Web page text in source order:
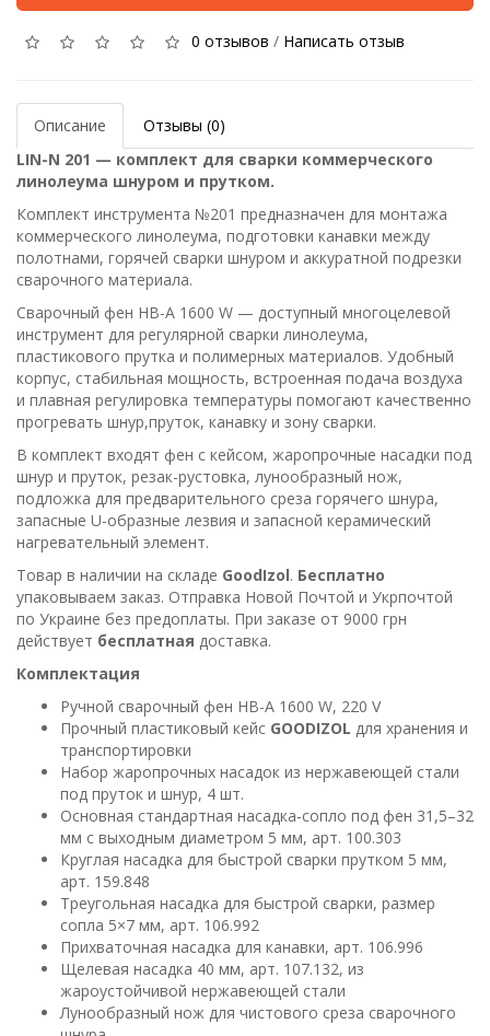
0 отзывов / Написать отзыв
Описание
Отзывы (0)
LIN-N 201 — комплект для сварки коммерческого
линолеума шнуром и прутком.
Комплект инструмента №201 предназначен для монтажа
коммерческого линолеума, подготовки канавки между
полотнами, горячей сварки шнуром и аккуратной подрезки
сварочного материала.
Сварочный фен HB-A 1600 W — доступный многоцелевой
инструмент для регулярной сварки линолеума,
пластикового прутка и полимерных материалов. Удобный
корпус, стабильная мощность, встроенная подача воздуха
и плавная регулировка температуры помогают качественно
прогревать шнур,пруток, канавку и зону сварки.
В комплект входят фен с кейсом, жаропрочные насадки под
шнур и пруток, резак-рустовка, лунообразный нож,
подложка для предварительного среза горячего шнура,
запасные U-образные лезвия и запасной керамический
нагревательный элемент.
Товар в наличии на складе GoodIzol. Бесплатно
упаковываем заказ. Отправка Новой Почтой и Укрпочтой
по Украине без предоплаты. При заказе от 9000 грн
действует бесплатная доставка.
Комплектация
Ручной сварочный фен HB-A 1600 W, 220 V
Прочный пластиковый кейс GOODIZOL для хранения и
транспортировки
Набор жаропрочных насадок из нержавеющей стали
под пруток и шнур, 4 шт.
Основная стандартная насадка-сопло под фен 31,5–32
мм с выходным диаметром 5 мм, арт. 100.303
Круглая насадка для быстрой сварки прутком 5 мм,
арт. 159.848
Треугольная насадка для быстрой сварки, размер
сопла 5×7 мм, арт. 106.992
Прихваточная насадка для канавки, арт. 106.996
Щелевая насадка 40 мм, арт. 107.132, из
жароустойчивой нержавеющей стали
Лунообразный нож для чистового среза сварочного